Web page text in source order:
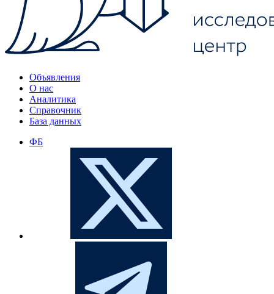
Объявления
О нас
Аналитика
Справочник
База данных
ФБ